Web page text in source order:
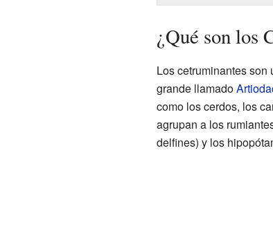
¿Qué son los
Los cetruminantes son
grande llamado
como los cerdos, los
agrupan a los
delfines) y los